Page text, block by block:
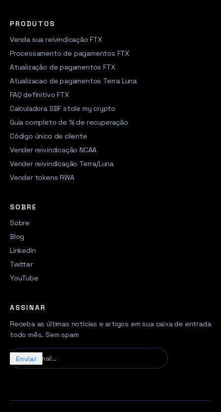
PRODUTOS
Venda sua reivindicação FTX
Processamento de pagamentos FTX
Atualização de pagamentos FTX
Atualizacao de pagamentos Terra Luna
FAQ definitivo FTX
Calculadora SBF stole my crypto
Guia completo de % de recuperação
Código único de cliente
Vender reivindicação NCAA
Vender reivindicação Terra/Luna
Vender tokens RWA
SOBRE
Sobre
Blog
Linkedin
Twitter
YouTube
ASSINAR
Receba as últimas notícias e artigos em sua caixa de entrada
todo mês. Sem spam
Seu e-mail…
Enviar